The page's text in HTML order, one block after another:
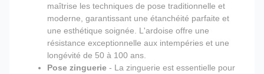
maîtrise les techniques de pose traditionnelle et
moderne, garantissant une étanchéité parfaite et
une esthétique soignée. L'ardoise offre une
résistance exceptionnelle aux intempéries et une
longévité de 50 à 100 ans.
Pose zinguerie - La zinguerie est essentielle pour